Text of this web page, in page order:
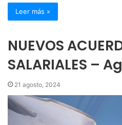
Leer más »
NUEVOS
SALARIALES –
21 agosto, 2024